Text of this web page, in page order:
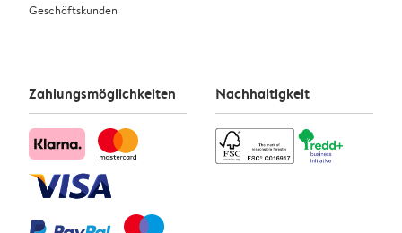
Geschäftskunden
Zahlungsmöglichkeiten Nachhaltigkeit